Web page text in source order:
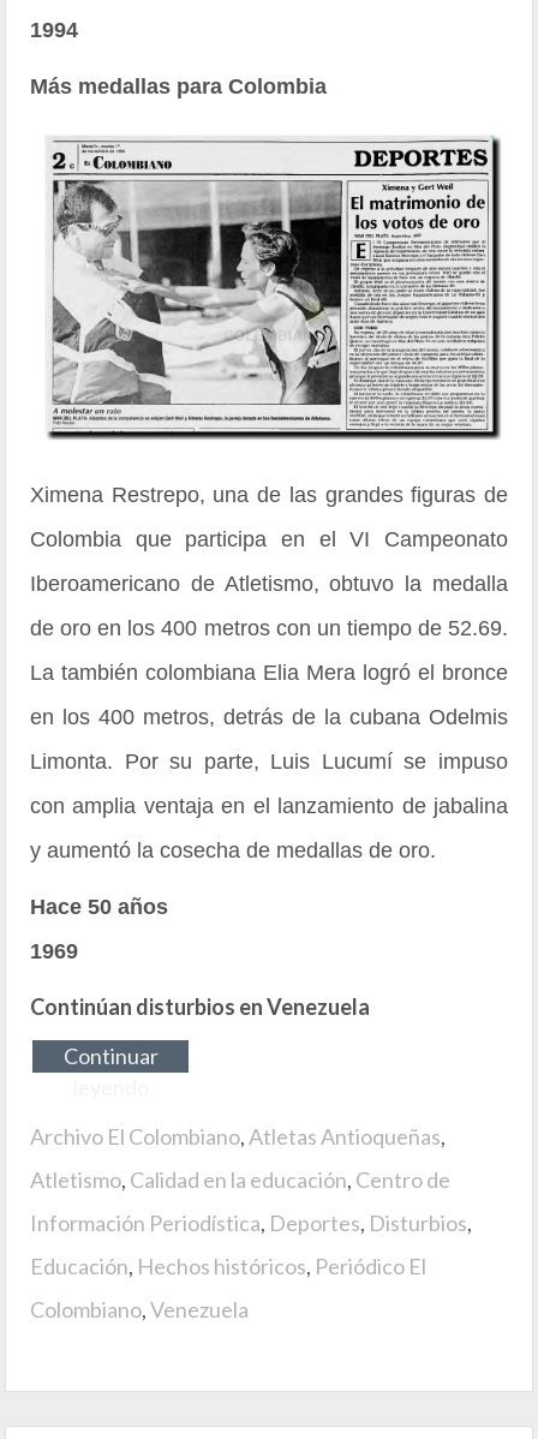
1994
Más medallas para Colombia
Ximena Restrepo, una de las grandes figuras de
Colombia que participa en el VI Campeonato
Iberoamericano de Atletismo, obtuvo la medalla
de oro en los 400 metros con un tiempo de 52.69.
La también colombiana Elia Mera logró el bronce
en los 400 metros, detrás de la cubana Odelmis
Limonta. Por su parte, Luis Lucumí se impuso
con amplia ventaja en el lanzamiento de jabalina
y aumentó la cosecha de medallas de oro.
Hace 50 años
1969
Continúan disturbios en Venezuela
Continuar
Archivo El Colombiano,Atletas Antioqueñas,
Atletismo, Calidad en la educación, Centro de
Información Periodística, Deportes, Disturbios,
Educación, Hechos históricos, Periódico El
Colombiano,Venezuela